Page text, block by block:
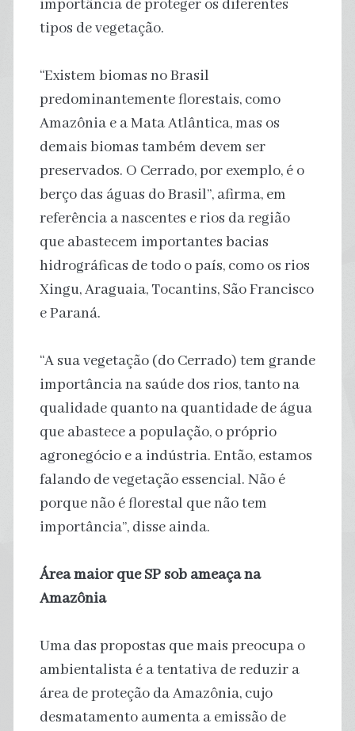
importância de proteger os diferentes
tipos de vegetação.
“Existem biomas no Brasil
predominantemente florestais, como
Amazônia e a Mata Atlântica, mas os
demais biomas também devem ser
preservados. O Cerrado, por exemplo, é o
berço das águas do Brasil”, afirma, em
referência a nascentes e rios da região
que abastecem importantes bacias
hidrográficas de todo o país, como os rios
Xingu, Araguaia, Tocantins, São Francisco
e Paraná.
“A sua vegetação (do Cerrado) tem grande
importância na saúde dos rios, tanto na
qualidade quanto na quantidade de água
que abastece a população, o próprio
agronegócio e a indústria. Então, estamos
falando de vegetação essencial. Não é
porque não é florestal que não tem
importância”, disse ainda.
Área maior que SP sob ameaça na
Amazônia
Uma das propostas que mais preocupa o
ambientalista é a tentativa de reduzir a
área de proteção da Amazônia, cujo
desmatamento aumenta a emissão de